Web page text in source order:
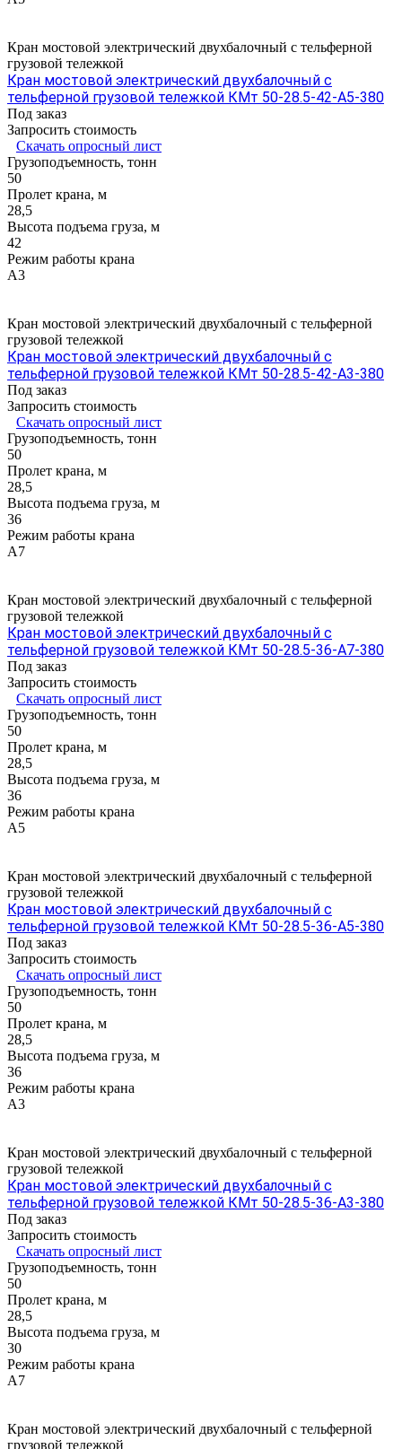
Кран мостовой электрический двухбалочный с тельферной
грузовой тележкой
Кран мостовой электрический двухбалочный с
тельферной грузовой тележкой КМт 50-28.5-42-А5-380
Под заказ
Запросить стоимость
Скачать опросный лист
Грузоподъемность, тонн
50
Пролет крана, м
28,5
Высота подъема груза, м
42
Режим работы крана
А3
Кран мостовой электрический двухбалочный с тельферной
грузовой тележкой
Кран мостовой электрический двухбалочный с
тельферной грузовой тележкой КМт 50-28.5-42-А3-380
Под заказ
Запросить стоимость
Скачать опросный лист
Грузоподъемность, тонн
50
Пролет крана, м
28,5
Высота подъема груза, м
36
Режим работы крана
А7
Кран мостовой электрический двухбалочный с тельферной
грузовой тележкой
Кран мостовой электрический двухбалочный с
тельферной грузовой тележкой КМт 50-28.5-36-А7-380
Под заказ
Запросить стоимость
Скачать опросный лист
Грузоподъемность, тонн
50
Пролет крана, м
28,5
Высота подъема груза, м
36
Режим работы крана
А5
Кран мостовой электрический двухбалочный с тельферной
грузовой тележкой
Кран мостовой электрический двухбалочный с
тельферной грузовой тележкой КМт 50-28.5-36-А5-380
Под заказ
Запросить стоимость
Скачать опросный лист
Грузоподъемность, тонн
50
Пролет крана, м
28,5
Высота подъема груза, м
36
Режим работы крана
А3
Кран мостовой электрический двухбалочный с тельферной
грузовой тележкой
Кран мостовой электрический двухбалочный с
тельферной грузовой тележкой КМт 50-28.5-36-А3-380
Под заказ
Запросить стоимость
Скачать опросный лист
Грузоподъемность, тонн
50
Пролет крана, м
28,5
Высота подъема груза, м
30
Режим работы крана
А7
Кран мостовой электрический двухбалочный с тельферной
грузовой тележкой